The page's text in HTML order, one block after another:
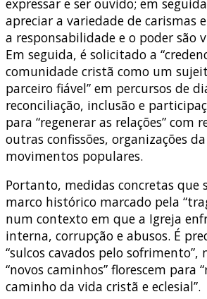
apreciar a variedade de carismas
a responsabilidade e o poder são
Em seguida, é solicitado a
comunidade cristã como um
parceiro fiável” em percursos de
reconciliação, inclusão e
para “regenerar as relações” com
outras confissões, organizações
movimentos populares.
Portanto, medidas concretas que
marco histórico marcado pela
num contexto em que a Igreja
interna, corrupção e abusos. É
“sulcos cavados pelo
“novos caminhos” florescem para
caminho da vida cristã e eclesial”.